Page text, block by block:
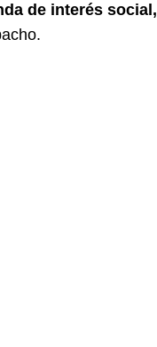
de interés social,